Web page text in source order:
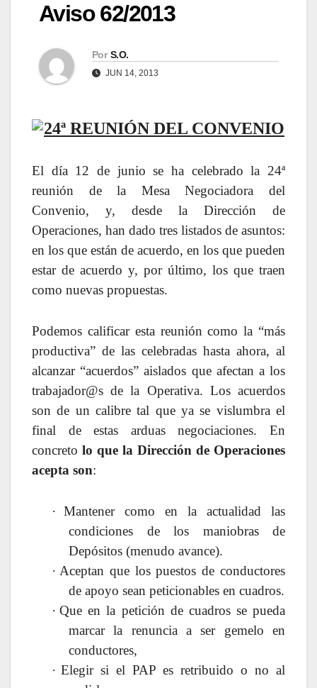
Aviso 62/2013
Por S.O.
JUN 14, 2013
24ª REUNIÓN DEL CONVENIO
El día 12 de junio se ha celebrado la 24ª
reunión de la Mesa Negociadora del
Convenio, y, desde la Dirección de
Operaciones, han dado tres listados de asuntos:
en los que están de acuerdo, en los que pueden
estar de acuerdo y, por último, los que traen
como nuevas propuestas.
Podemos calificar esta reunión como la “más
productiva” de las celebradas hasta ahora, al
alcanzar “acuerdos” aislados que afectan a los
trabajador@s de la Operativa. Los acuerdos
son de un calibre tal que ya se vislumbra el
final de estas arduas negociaciones. En
concreto lo que la Dirección de Operaciones
acepta son:
· Mantener como en la actualidad las
condiciones de los maniobras de
Depósitos (menudo avance).
· Aceptan que los puestos de conductores
de apoyo sean peticionables en cuadros.
· Que en la petición de cuadros se pueda
marcar la renuncia a ser gemelo en
conductores,
· Elegir si el PAP es retribuido o no al